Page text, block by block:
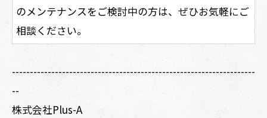
のメンテナンスをご検討中の方は、ぜひお気軽にご
相談ください。
--------------------------------------------------------------------
--
株式会社Plus-A